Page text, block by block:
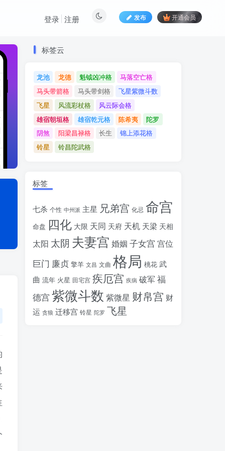
发布 开通会员
登录 注册
标签云
龙池 龙德 魁钺凶冲格
马落空亡格
马头带箭格
马头带剑格
飞星紫微斗数
飞星
风流彩杖格
风云际会格
雄宿朝垣格
雄宿乾元格 陈希夷
陀罗
阴煞
阳梁昌禄格 长生
锦上添花格
铃星
铃昌陀武格
标签云
龙池 龙德 魁钺凶冲格
马落空亡格
马头带箭格
马头带剑格
飞星紫微斗数
飞星
风流彩杖格
风云际会格
雄宿朝垣格
雄宿乾元格 陈希夷
陀罗
阴煞
阳梁昌禄格 长生
锦上添花格
铃星
铃昌陀武格
标签
七杀 个性 中州派 主星 兄弟宫 化忌 命宫
命盘 四化 大限 天同 天府 天机 天梁 天相
太阳 太阴 夫妻宫 婚姻 子女宫 宫位
巨门 廉贞 擎羊 文昌 文曲 格局 桃花 武
曲 流年 火星 田宅宫 疾厄宫 疾病 破军福
德宫 紫微斗数 紫微星 财帛宫 财
运 贪狼 迁移宫 铃星 陀罗 飞星